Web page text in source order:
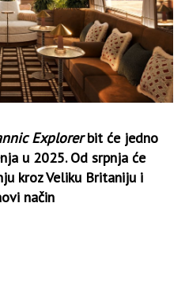
Explorerbit će jedno
u 2025. Od srpnja će
kroz Veliku Britaniju i
način